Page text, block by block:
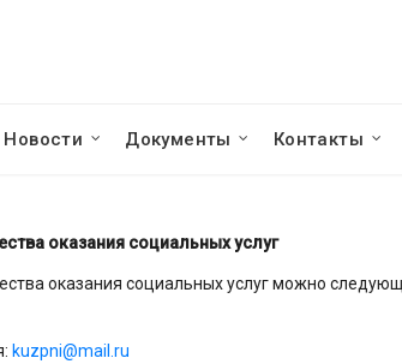
Новости Документы Контакты
оказания социальных услуг
оказания социальных услуг можно
kuzpni@mail.ru